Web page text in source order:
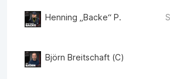
Henning „Backe“ P.
Björn Breitschaft (C)